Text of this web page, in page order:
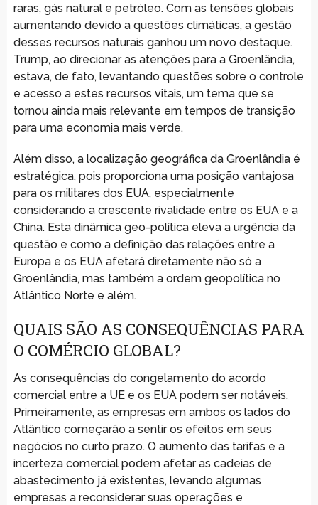
raras, gás natural e petróleo. Com as tensões globais
aumentando devido a questões climáticas, a gestão
desses recursos naturais ganhou um novo destaque.
Trump, ao direcionar as atenções para a Groenlândia,
estava, de fato, levantando questões sobre o controle
e acesso a estes recursos vitais, um tema que se
tornou ainda mais relevante em tempos de transição
para uma economia mais verde.
Além disso, a localização geográfica da Groenlândia é
estratégica, pois proporciona uma posição vantajosa
para os militares dos EUA, especialmente
considerando a crescente rivalidade entre os EUA e a
China. Esta dinâmica geo-política eleva a urgência da
questão e como a definição das relações entre a
Europa e os EUA afetará diretamente não só a
Groenlândia, mas também a ordem geopolítica no
Atlântico Norte e além.
QUAIS SÃO AS CONSEQUÊNCIAS PARA
O COMÉRCIO GLOBAL?
As consequências do congelamento do acordo
comercial entre a UE e os EUA podem ser notáveis.
Primeiramente, as empresas em ambos os lados do
Atlântico começarão a sentir os efeitos em seus
negócios no curto prazo. O aumento das tarifas e a
incerteza comercial podem afetar as cadeias de
abastecimento já existentes, levando algumas
empresas a reconsiderar suas operações e